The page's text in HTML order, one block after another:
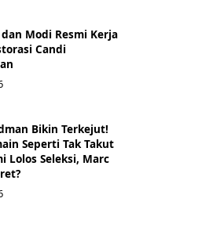
Modi Resmi Kerja
Candi
Bikin Terkejut!
Seperti Tak Takut
Lolos Seleksi, Marc